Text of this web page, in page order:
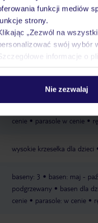
funkcji mediów
strony.
„Zezwól na
swój wybór
informacje o
Nie zezwalaj
Hotel Opinie
cenie
parasole w cenie
wysokie krzesełka dla dzieci
baseny: 3 basen: maj -
podgrzewany
basen dla
cenie
parasole: w cenie